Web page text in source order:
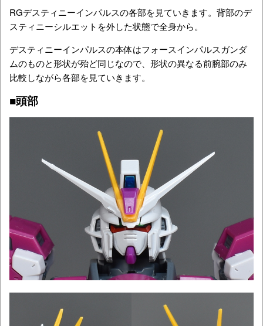
RGデスティニーインパルスの各部を見ていきます。背部のデ
スティニーシルエットを外した状態で全身から。
デスティニーインパルスの本体はフォースインパルスガンダ
ムのものと形状が殆ど同じなので、形状の異なる前腕部のみ
比較しながら各部を見ていきます。
■頭部